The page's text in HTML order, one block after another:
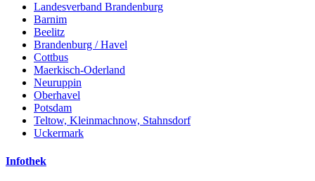
Landesverband Brandenburg
Barnim
Beelitz
Brandenburg / Havel
Cottbus
Maerkisch-Oderland
Neuruppin
Oberhavel
Potsdam
Teltow, Kleinmachnow, Stahnsdorf
Uckermark
Infothek